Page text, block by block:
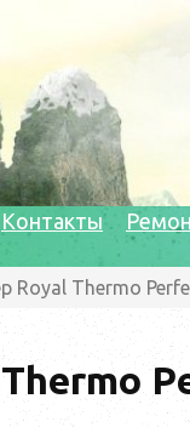
Контакты
Royal Thermo